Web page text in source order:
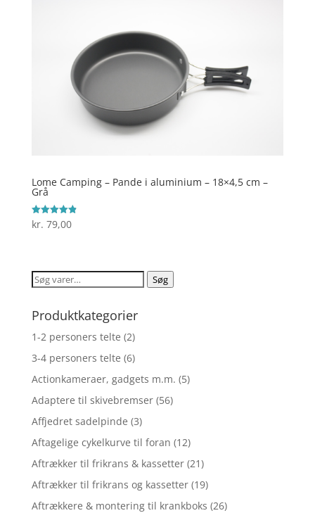
Lome Camping – Pande i aluminium – 18×4,5 cm –
Grå
Vurderet
4.9
kr. 79,00
Søg
Søg
Produktkategorier
1-2 personers telte (2)
3-4 personers telte (6)
Actionkameraer, gadgets m.m. (5)
Adaptere til skivebremser (56)
Affjedret sadelpinde (3)
Aftagelige cykelkurve til foran (12)
Aftrækker til frikrans & kassetter (21)
Aftrækker til frikrans og kassetter (19)
Aftrækkere & montering til krankboks (26)